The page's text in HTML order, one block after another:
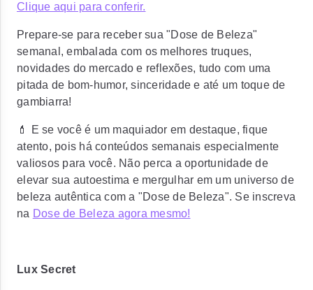
Clique aqui para conferir.
Prepare-se para receber sua "Dose de Beleza"
semanal, embalada com os melhores truques,
novidades do mercado e reflexões, tudo com uma
pitada de bom-humor, sinceridade e até um toque de
gambiarra!
💄 E se você é um maquiador em destaque, fique
atento, pois há conteúdos semanais especialmente
valiosos para você. Não perca a oportunidade de
elevar sua autoestima e mergulhar em um universo de
beleza autêntica com a "Dose de Beleza". Se inscreva
na Dose de Beleza agora mesmo!
Lux Secret